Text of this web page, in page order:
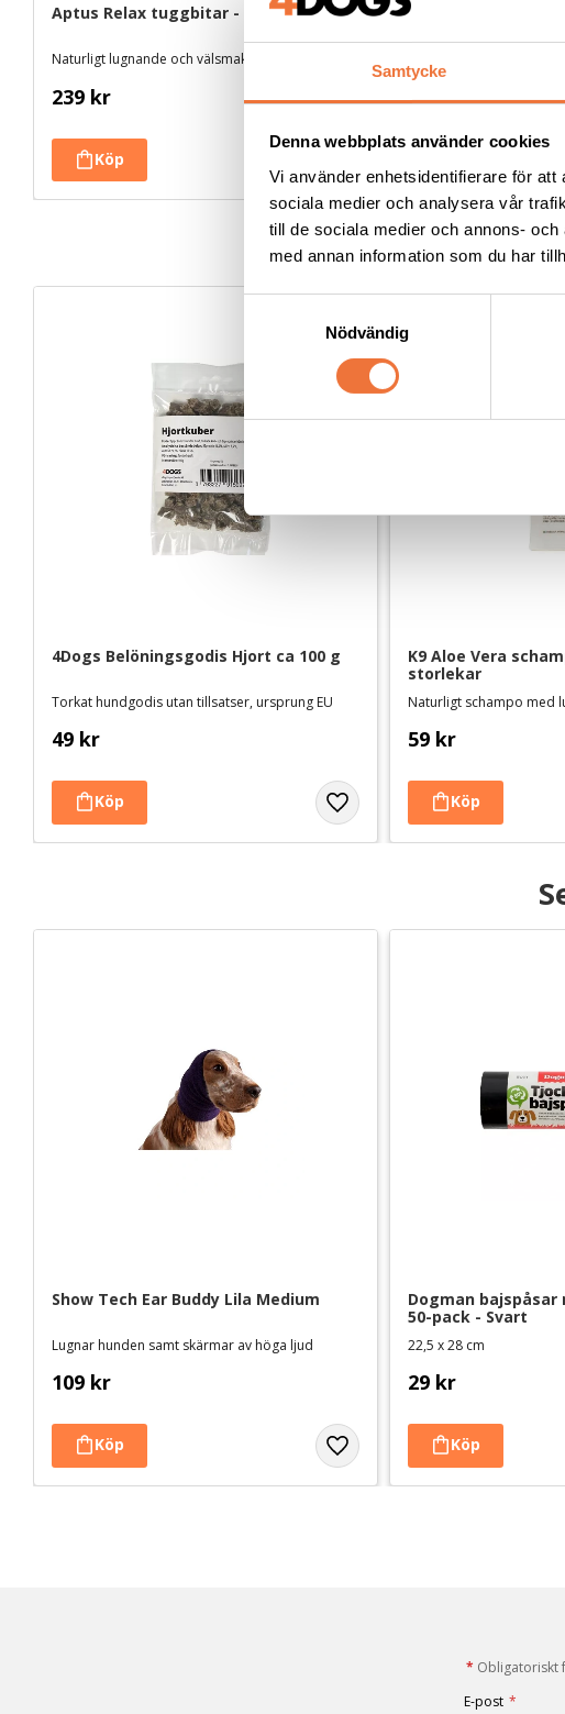
Samtycke
Denna webbplats använder cookies
Vi använder enhetsidentifierare för
sociala medier och analysera vår
till de sociala medier och annons-
med annan information som du har
m
y
c
e
s
v
Nödvändig
Aptus Relax tuggbitar - 30 st
Naturligt lugnande och välsmakande tuggbitar
239 kr
Adaptil Calm
359kr
4Dogs Belöningsgodis Hjort ca 100 g
Torkat hundgodis utan tillsatser, ursprung EU
49 kr
K9 Aloe Vera
storlekar
Naturligt schampo med
59 kr
Show Tech Ear Buddy Lila Medium
Lugnar hunden samt skärmar av höga ljud
109 kr
Dogman
50-pack - Svart
22,5 x 28 cm
29 kr
* Obligatoriskt
E-post *